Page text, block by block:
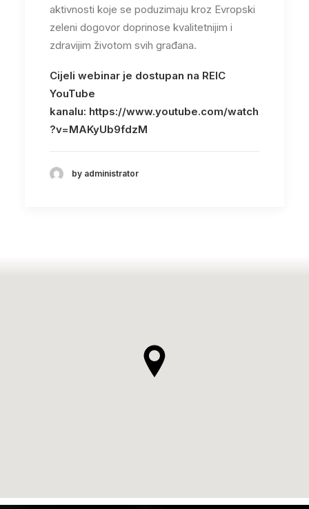
aktivnosti koje se poduzimaju kroz Evropski
zeleni dogovor doprinose kvalitetnijim i
zdravijim životom svih građana.
Cijeli webinar je dostupan na REIC
YouTube
kanalu: https://www.youtube.com/watch
?v=MAKyUb9fdzM
by administrator